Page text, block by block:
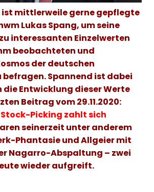
ist mittlerweile gerne gepflegte
Lukas Spang, um seine
interessanten Einzelwerten
beobachteten und
der deutschen
befragen. Spannend ist dabei
Entwicklung dieser Werte
Beitrag vom 29.11.2020:
Stock-Picking zahlt sich
seinerzeit unter anderem
Phantasie und Allgeier mit
Nagarro-Abspaltung – zwei
wieder aufgreift.